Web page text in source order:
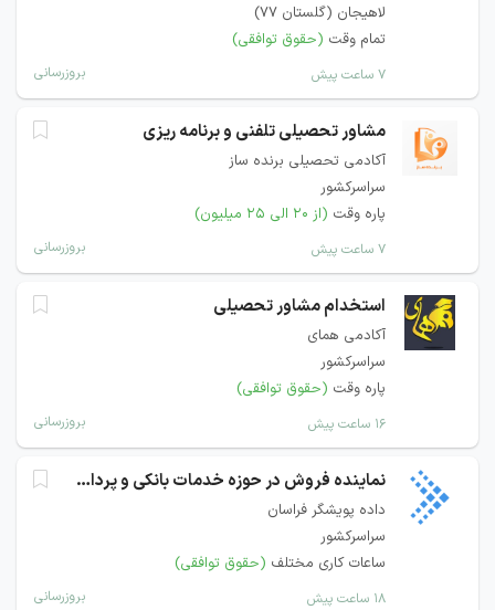
لاهیجان (گلستان 77)
تمام وقت (حقوق توافقی)
۷ ساعت پیش بروزرسانی
مشاور تحصیلی تلفنی و برنامه ریزی
آکادمی تحصیلی برنده ساز
سراسرکشور
پاره وقت (از ۲۰ الی ۲۵ میلیون)
۷ ساعت پیش بروزرسانی
استخدام مشاور تحصیلی
آکادمی همای
سراسرکشور
پاره وقت (حقوق توافقی)
۱۶ ساعت پیش بروزرسانی
نماینده فروش در حوزه خدمات بانکی و پرداخت
داده پویشگر فراسان
سراسرکشور
ساعات کاری مختلف (حقوق توافقی)
۱۸ ساعت پیش بروزرسانی